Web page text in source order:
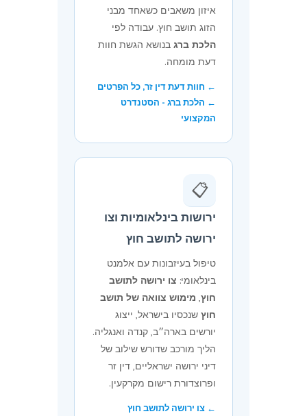
איזון משאבים כשאחד מבני
הזוג תושב חוץ. עבודה לפי
הלכת ברג בנושא הגשת חוות
דעת מומחה.
← חוות דעת דין זר, כל הפרטים
← הלכת ברג - הסטנדרט
המקצועי
📋
ירושות בינלאומיות וצו
ירושה לתושב חוץ
טיפול בעיזבונות עם אלמנט
בינלאומי: צו ירושה לתושב
חוץ, מימוש צוואה של תושב
חוץ שנכסיו בישראל, ייצוג
יורשים בארה״ב, קנדה ואנגליה.
הליך מורכב שדורש שילוב של
דיני ירושה ישראליים, דין זר
ופרוצדורת רישום מקרקעין.
← צו ירושה לתושב חוץ